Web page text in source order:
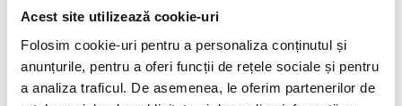
Acest site utilizează cookie-uri
Folosim cookie-uri pentru a personaliza conținutul și
anunțurile, pentru a oferi funcții de rețele sociale și pentru
a analiza traficul. De asemenea, le oferim partenerilor de
Alte informatii